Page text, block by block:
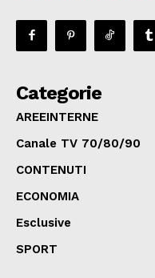
Categorie
AREEINTERNE
Canale TV 70/80/90
CONTENUTI
ECONOMIA
Esclusive
SPORT